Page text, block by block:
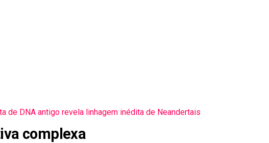
de DNA antigo revela linhagem inédita de Neandertais
complexa